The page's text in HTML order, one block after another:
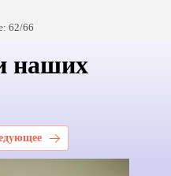
62/66
наших